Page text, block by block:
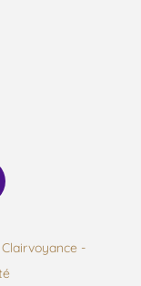
Clairvoyance -